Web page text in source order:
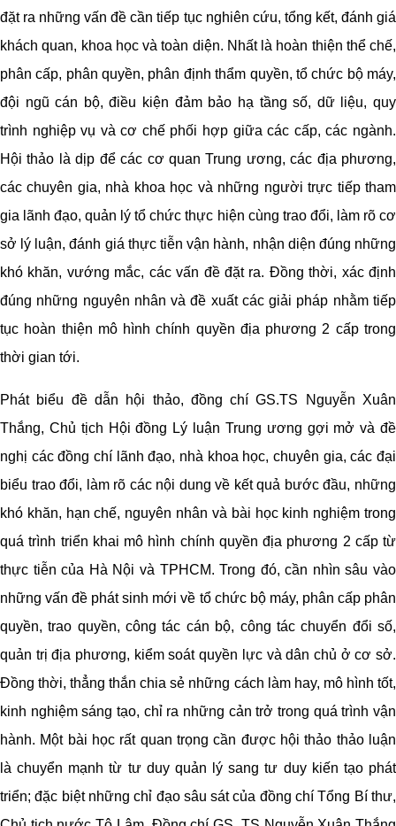
đặt ra những vấn đề cần tiếp tục nghiên cứu, tổng kết, đánh giá
khách quan, khoa học và toàn diện. Nhất là hoàn thiện thể chế,
phân cấp, phân quyền, phân định thẩm quyền, tổ chức bộ máy,
đội ngũ cán bộ, điều kiện đảm bảo hạ tầng số, dữ liệu, quy
trình nghiệp vụ và cơ chế phối hợp giữa các cấp, các ngành.
Hội thảo là dịp để các cơ quan Trung ương, các địa phương,
các chuyên gia, nhà khoa học và những người trực tiếp tham
gia lãnh đạo, quản lý tổ chức thực hiện cùng trao đổi, làm rõ cơ
sở lý luận, đánh giá thực tiễn vận hành, nhận diện đúng những
khó khăn, vướng mắc, các vấn đề đặt ra. Đồng thời, xác định
đúng những nguyên nhân và đề xuất các giải pháp nhằm tiếp
tục hoàn thiện mô hình chính quyền địa phương 2 cấp trong
thời gian tới.
Phát biểu đề dẫn hội thảo, đồng chí GS.TS Nguyễn Xuân
Thắng, Chủ tịch Hội đồng Lý luận Trung ương gợi mở và đề
nghị các đồng chí lãnh đạo, nhà khoa học, chuyên gia, các đại
biểu trao đổi, làm rõ các nội dung về kết quả bước đầu, những
khó khăn, hạn chế, nguyên nhân và bài học kinh nghiệm trong
quá trình triển khai mô hình chính quyền địa phương 2 cấp từ
thực tiễn của Hà Nội và TPHCM. Trong đó, cần nhìn sâu vào
những vấn đề phát sinh mới về tổ chức bộ máy, phân cấp phân
quyền, trao quyền, công tác cán bộ, công tác chuyển đổi số,
quản trị địa phương, kiểm soát quyền lực và dân chủ ở cơ sở.
Đồng thời, thẳng thắn chia sẻ những cách làm hay, mô hình tốt,
kinh nghiệm sáng tạo, chỉ ra những cản trở trong quá trình vận
hành. Một bài học rất quan trọng cần được hội thảo thảo luận
là chuyển mạnh từ tư duy quản lý sang tư duy kiến tạo phát
triển; đặc biệt những chỉ đạo sâu sát của đồng chí Tổng Bí thư,